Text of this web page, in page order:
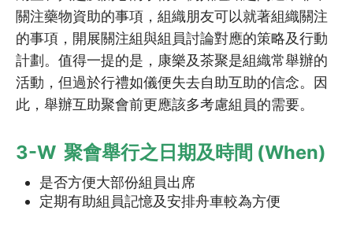
關注藥物資助的事項，組織朋友可以就著組織關注
的事項，開展關注組與組員討論對應的策略及行動
計劃。值得一提的是，康樂及茶聚是組織常舉辦的
活動，但過於行禮如儀便失去自助互助的信念。因
此，舉辦互助聚會前更應該多考慮組員的需要。
3-W 聚會舉行之日期及時間 (When)
是否方便大部份組員出席
定期有助組員記憶及安排舟車較為方便
5.3 倡議小百科：殘疾概念多面睇
5.4 倡議小百科：公約不為人知的…
5.5 倡議小百科︰為什麼參與倡議?
5.6 病人的事 社會的事
6 團隊合作及溝通